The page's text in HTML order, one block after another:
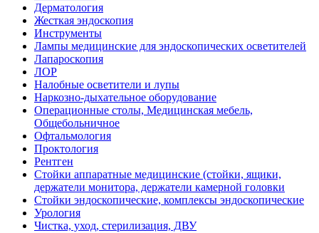
Дерматология
Жесткая эндоскопия
Инструменты
Лампы медицинские для эндоскопических осветителей
Лапароскопия
ЛОР
Налобные осветители и лупы
Наркозно-дыхательное оборудование
Операционные столы, Медицинская мебель,
Общебольничное
Офтальмология
Проктология
Рентген
Стойки аппаратные медицинские (стойки, ящики,
держатели монитора, держатели камерной головки
Стойки эндоскопические, комплексы эндоскопические
Урология
Чистка, уход, стерилизация, ДВУ